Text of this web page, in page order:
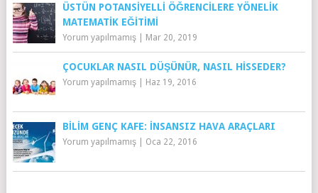
ÜSTÜN POTANSIYELLI ÖĞRENCILERE YÖNELIK
MATEMATIK EĞITIMI
Yorum yapılmamış| Mar 20, 2019
ÇOCUKLAR NASIL DÜŞÜNÜR, NASIL HISSEDER?
Yorum yapılmamış| Haz 19, 2016
BILIM GENÇ KAFE: İNSANSIZ HAVA ARAÇLARI
Yorum yapılmamış| Oca 22, 2016